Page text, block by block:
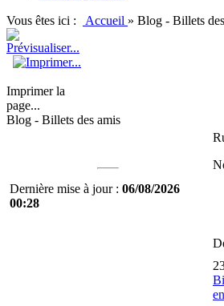
Vous êtes ici :
Accueil » Blog - Billets
Imprimer la
page...
Blog - Billets des amis
Dernière mise à jour : 06/08/2026
00:28